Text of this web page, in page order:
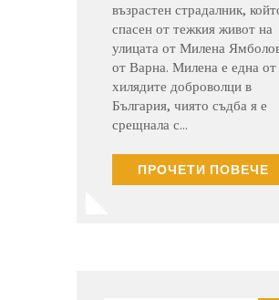
възрастен страдалник,
спасен от тежкия живот на
улицата от Милена
от Варна. Милена е една от
хилядите доброволци в
България, чиято съдба я е
срещнала с…
ПРОЧЕТИ ПОВЕЧЕ